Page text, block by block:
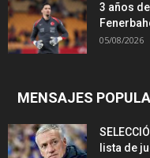
3 años
05/08/2026
MENSAJES
lista de